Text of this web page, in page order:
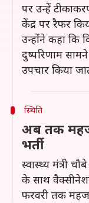
पर उन्हें
केंद्र पर रैफर
उन्होंने कहा कि
दुष्परिणाम
उपचार किया
स्थिति
अब तक महज
भर्ती
स्वास्थ्य मंत्री
के साथ
फरवरी तक महज